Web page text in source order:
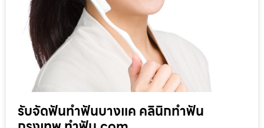
รับจัดฟันทำฟันบางแค คลินิกทำฟัน